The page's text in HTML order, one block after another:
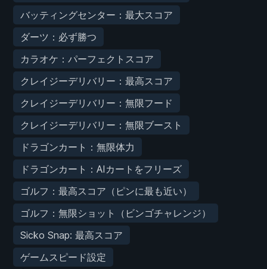
バッティングセンター：最大スコア
ダーツ：必ず勝つ
カラオケ：パーフェクトスコア
クレイジーデリバリー：最高スコア
クレイジーデリバリー：無限フード
クレイジーデリバリー：無限ブースト
ドラゴンカート：無限体力
ドラゴンカート：AIカートをフリーズ
ゴルフ：最高スコア（ピンに最も近い）
ゴルフ：無限ショット（ビンゴチャレンジ）
Sicko Snap: 最高スコア
ゲームスピード設定